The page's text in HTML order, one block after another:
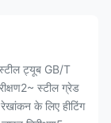
ट्यूब GB/T
स्टील ग्रेड
के लिए हीटिंग